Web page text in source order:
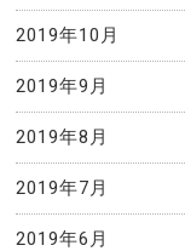
2019年10月
2019年9月
2019年8月
2019年7月
2019年6月